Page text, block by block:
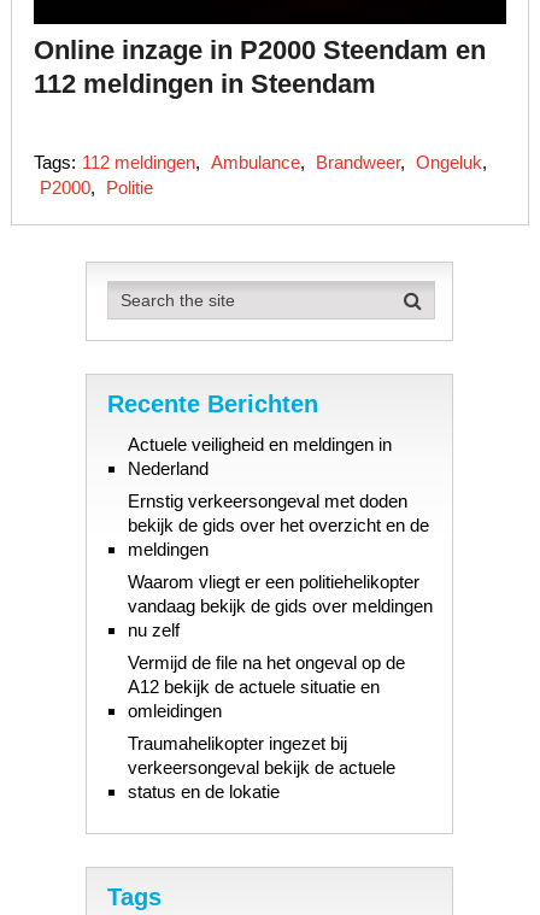
Online inzage in P2000 Steendam en
112 meldingen in Steendam
Tags: 112 meldingen, Ambulance, Brandweer, Ongeluk,
P2000, Politie
Recente Berichten
Actuele veiligheid en meldingen in
Nederland
Ernstig verkeersongeval met doden
bekijk de gids over het overzicht en de
meldingen
Waarom vliegt er een politiehelikopter
vandaag bekijk de gids over meldingen
nu zelf
Vermijd de file na het ongeval op de
A12 bekijk de actuele situatie en
omleidingen
Traumahelikopter ingezet bij
verkeersongeval bekijk de actuele
status en de lokatie
Tags